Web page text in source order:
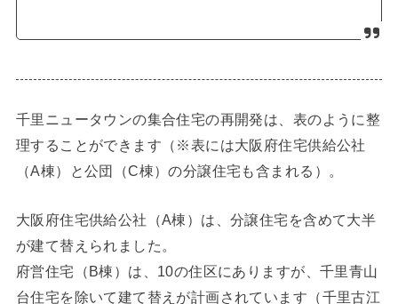
千里ニュータウンの集合住宅の再開発は、表のように整
理することができます（※表には大阪府住宅供給公社
（A棟）と公団（C棟）の分譲住宅も含まれる）。
大阪府住宅供給公社（A棟）は、分譲住宅を含めて大半
が建て替えられました。
府営住宅（B棟）は、10の住区にありますが、千里青山
台住宅を除いて建て替えが計画されています（千里古江